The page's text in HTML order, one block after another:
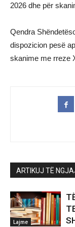
2026 dhe për
Qendra
dispozicion pesë
skanime me rreze
ARTIKUJ TË
Lajme